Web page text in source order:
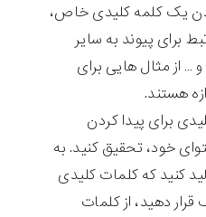
یک کلمه کلیدی خاص،
برای پیوند به سایر
از مثال هایی برای
هستند.
برای پیدا کردن
خود، تحقیق کنید. به
کنید که کلمات کلیدی
دهید، از کلمات